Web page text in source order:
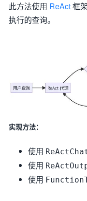
此方法使用 ReAct框
执行的查询。
实现方法：
使用
使用
使用